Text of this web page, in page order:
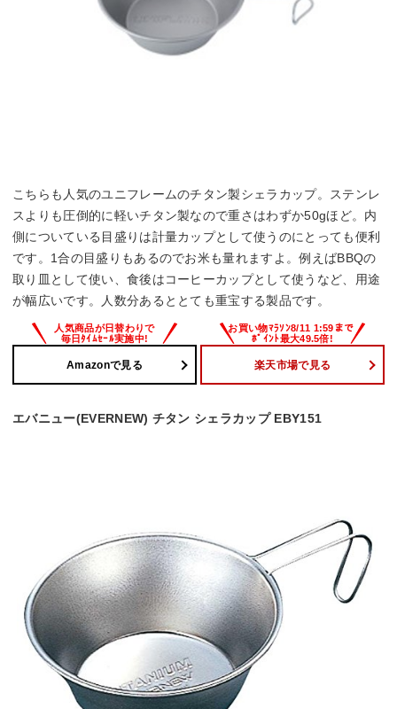
こちらも人気のユニフレームのチタン製シェラカップ。ステンレ
スよりも圧倒的に軽いチタン製なので重さはわずか50gほど。内
側についている目盛りは計量カップとして使うのにとっても便利
です。1合の目盛りもあるのでお米も量れますよ。例えばBBQの
取り皿として使い、食後はコーヒーカップとして使うなど、用途
が幅広いです。人数分あるととても重宝する製品です。
Amazonで見る 楽天市場で見る
エバニュー(EVERNEW) チタン シェラカップ EBY151